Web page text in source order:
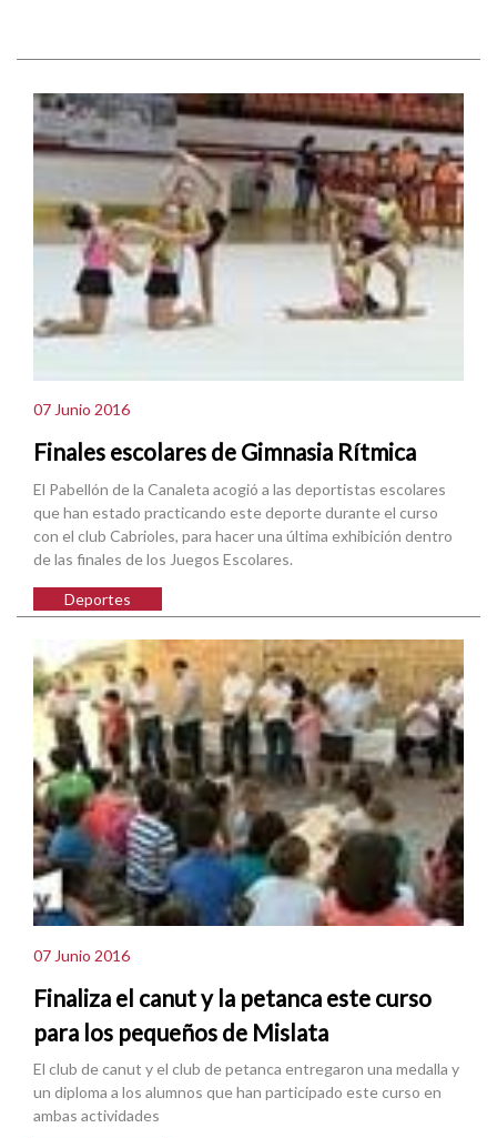
07 Junio 2016
Finales escolares de Gimnasia Rítmica
El Pabellón de la Canaleta acogió a las deportistas escolares
que han estado practicando este deporte durante el curso
con el club Cabrioles, para hacer una última exhibición dentro
de las finales de los Juegos Escolares.
Deportes
07 Junio 2016
Finaliza el canut y la petanca este curso
para los pequeños de Mislata
El club de canut y el club de petanca entregaron una medalla y
un diploma a los alumnos que han participado este curso en
ambas actividades